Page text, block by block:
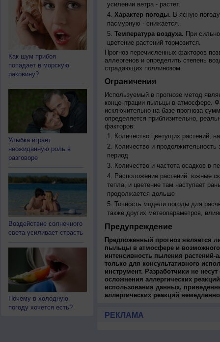
Как шум прибоя
попадает в морскую
раковину?
Улыбка играет
неожиданную роль в
разговоре
Воздействие солнечного
света усиливает страсть
Почему в холодную
погоду хочется есть?
усилении ветра - растет.
Характер погоды. В ясную
пасмурную - снижается.
Температура воздуха. При
цветение растений тормозится.
Прогноз перечисленных факторов
аллергенов и определить степень
страдающих поллинозом.
Ограничения
Используемый в прогнозе метод
концентрации пыльцы в атмосфере.
исключительно на базе прогноза
определяется приблизительно,
факторов:
Количество цветущих растений,
Количество и продолжительность
период
Количество и частота осадков в
Расположение растений: южные
тепла, и цветение там наступает
продолжается дольше
Точность модели погоды для
также других метеопараметров,
Предупреждение
Предложенный прогноз является
пыльцы в атмосфере и
интенсивность пыления растений-
только для консультативного
инструмент. Разработчики не
осложнения аллергических
использования данных,
аллергических реакций
РЕКЛАМА